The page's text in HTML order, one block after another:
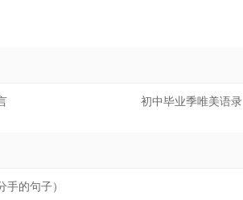
初中毕业季唯美语录
的句子）